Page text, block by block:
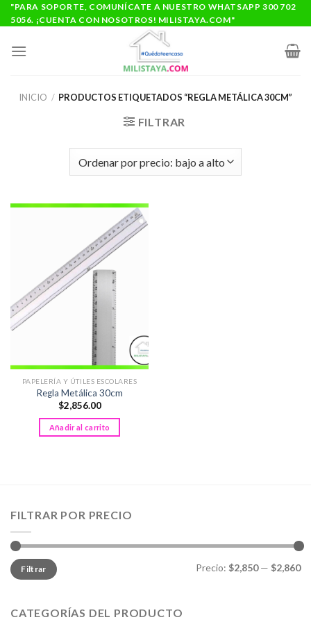
Saltar
al
"PARA SOPORTE, COMUNÍCATE A NUESTRO WHATSAPP 300 702
5056. ¡CUENTA CON NOSOTROS! MILISTAYA.COM"
INICIO / PRODUCTOS ETIQUETADOS “REGLA METÁLICA 30CM”
FILTRAR
PAPELERÍA Y ÚTILES ESCOLARES
Regla Metálica 30cm
$2,856.00
Añadir al carrito
FILTRAR POR PRECIO
Precio
mínimo
Precio
máximo
Filtrar Precio: $2,850— $2,860
CATEGORÍAS DEL PRODUCTO